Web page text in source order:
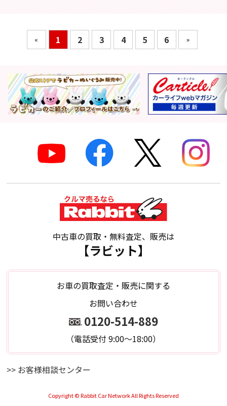
« 1 2 3 4 5 6 »
中古車の買取・無料査定、販売は
【ラビット】
お車の買取査定・販売に関する
お問い合わせ
0120-514-889
（電話受付 9:00～18:00）
>> お客様相談センター
Copyright © Rabbit Car Network All Rights Reserved